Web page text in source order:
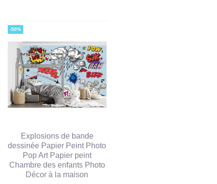
-50%
Explosions de bande
dessinée Papier Peint Photo
Pop Art Papier peint
Chambre des enfants Photo
Décor à la maison